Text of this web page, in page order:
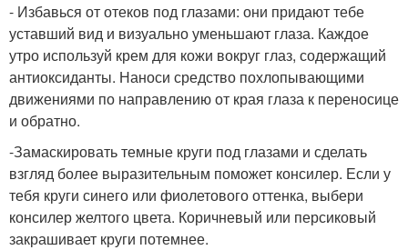
- Избавься от отеков под глазами: они придают тебе
уставший вид и визуально уменьшают глаза. Каждое
утро используй крем для кожи вокруг глаз, содержащий
антиоксиданты. Наноси средство похлопывающими
движениями по направлению от края глаза к переносице
и обратно.
-Замаскировать темные круги под глазами и сделать
взгляд более выразительным поможет консилер. Если у
тебя круги синего или фиолетового оттенка, выбери
консилер желтого цвета. Коричневый или персиковый
закрашивает круги потемнее.